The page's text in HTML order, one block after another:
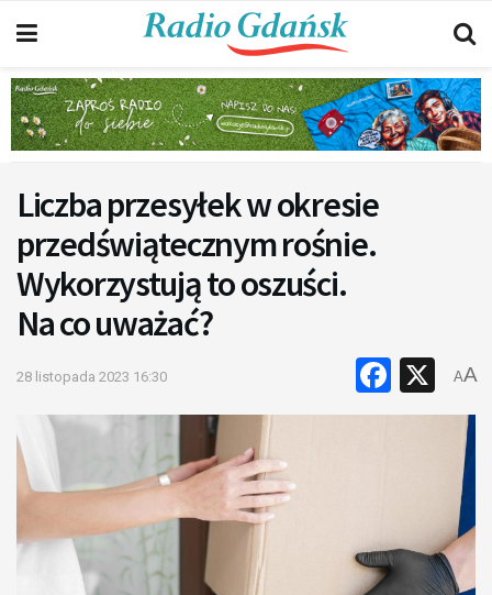
Liczba przesyłek w okresie
przedświątecznym rośnie.
Wykorzystują to oszuści.
Na co uważać?
28 listopada 2023 16:30 X
AA